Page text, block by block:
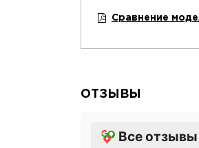
Сравнение
ОТЗЫВЫ
Все отзывы